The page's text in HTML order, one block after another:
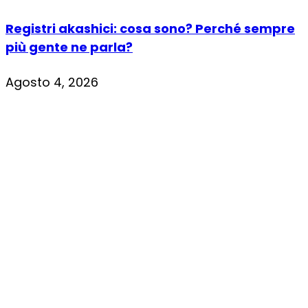
Registri akashici: cosa sono? Perché sempre
più gente ne parla?
Agosto 4, 2026